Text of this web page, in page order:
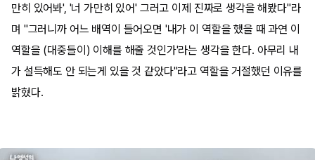
만히 있어봐', '너 가만히 있어' 그러고 이제 진짜로 생각을 해봤다"라
며 "그러니까 어느 배역이 들어오면 '내가 이 역할을 했을 때 과연 이
역할을 (대중들이) 이해를 해줄 것인가'라는 생각을 한다. 아무리 내
가 설득해도 안 되는게 있을 것 같았다"라고 역할을 거절했던 이유를
밝혔다.